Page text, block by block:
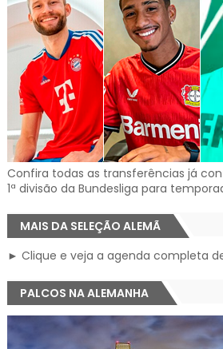
Confira todas as transferências já
1ª divisão da Bundesliga para
MAIS DA SELEÇÃO ALEMÃ
► Clique e veja a agenda completa
PALCOS NA ALEMANHA